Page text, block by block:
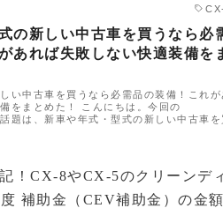
の新しい中古車を買うなら必
あれば失敗しない快適装備を
い中古車を買うなら必需品の装備！これが
をまとめた！ こんにちは。今回の
題は、新車や年式・型式の新しい中古車を